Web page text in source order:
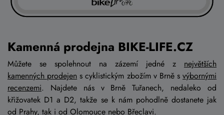
Kamenná prodejna BIKE-LIFE.CZ
Můžete se spolehnout na zázemí jedné z největších
kamenných prodejen s cyklistickým zbožím v Brně s výbornými
recenzemi. Najdete nás v Brně Tuřanech, nedaleko od
křižovatek D1 a D2, takže se k nám pohodlně dostanete jak
od Prahy, tak i od Olomouce nebo Břeclavi.